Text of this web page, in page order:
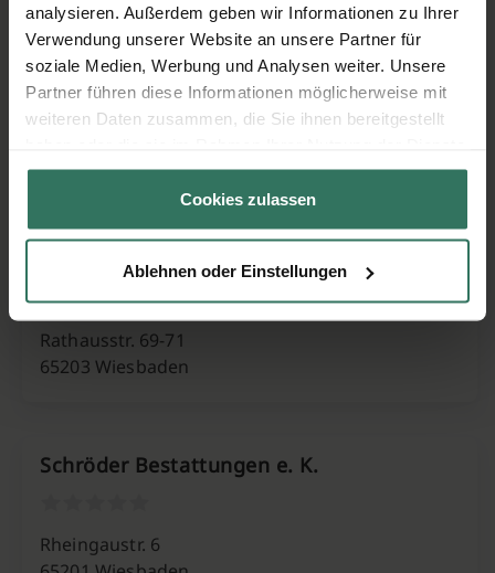
analysieren. Außerdem geben wir Informationen zu Ihrer
Verwendung unserer Website an unsere Partner für
soziale Medien, Werbung und Analysen weiter. Unsere
Partner führen diese Informationen möglicherweise mit
weiteren Daten zusammen, die Sie ihnen bereitgestellt
gesammelt haben.
Cookies zulassen
Ablehnen oder Einstellungen
Pietät Schell
Pietät Vogt
Rathausstr. 69-71
65203 Wiesbaden
Schröder Bestattungen e. K.
Rheingaustr. 6